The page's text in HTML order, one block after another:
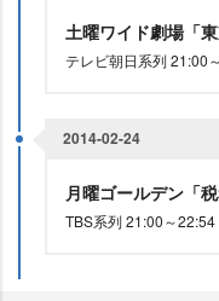
土曜ワイド劇場「
テレビ朝日系列 21:00
2014-02-24
月曜ゴールデン「
TBS系列 21:00～22:54